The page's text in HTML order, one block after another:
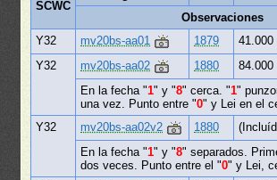
SCWC
Observaciones
Y32
mv20bs-aa01 1879
41.000
Y32
mv20bs-aa02 1880
84.000
En la fecha "1" y "8" cerca. "1"
una vez. Punto entre "0" y Lei en el
Y32
mv20bs-aa02v2 1880
En la fecha "1" y "8" separados.
dos veces. Punto entre el "0" y Lei,